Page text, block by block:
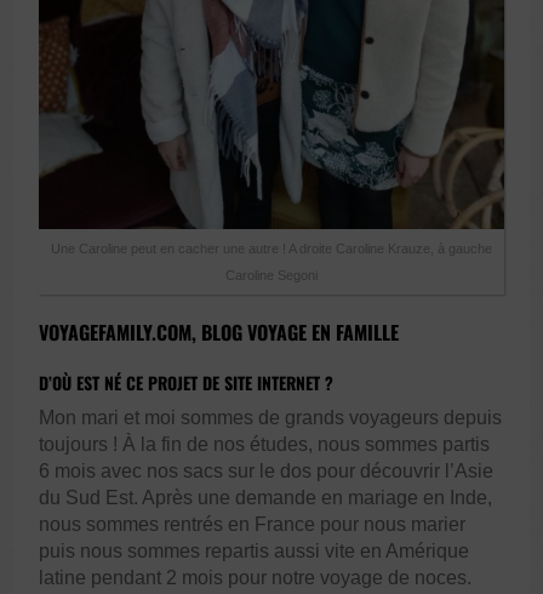
Une Caroline peut en cacher une autre ! A droite Caroline Krauze, à gauche
Caroline Segoni
VOYAGEFAMILY.COM, BLOG VOYAGE EN FAMILLE
D’OÙ EST NÉ CE PROJET DE SITE INTERNET ?
Mon mari et moi sommes de grands voyageurs depuis
toujours ! À la fin de nos études, nous sommes partis
6 mois avec nos sacs sur le dos pour découvrir l’Asie
du Sud Est. Après une demande en mariage en Inde,
nous sommes rentrés en France pour nous marier
puis nous sommes repartis aussi vite en Amérique
latine pendant 2 mois pour notre voyage de noces.